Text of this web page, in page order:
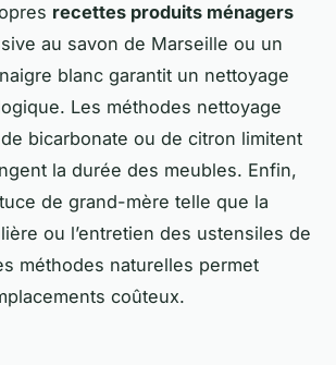
recettes produits ménagers
au savon de Marseille ou un
blanc garantit un nettoyage
Les méthodes nettoyage
bicarbonate ou de citron limitent
la durée des meubles. Enfin,
de grand-mère telle que la
ou l’entretien des ustensiles de
méthodes naturelles permet
coûteux.